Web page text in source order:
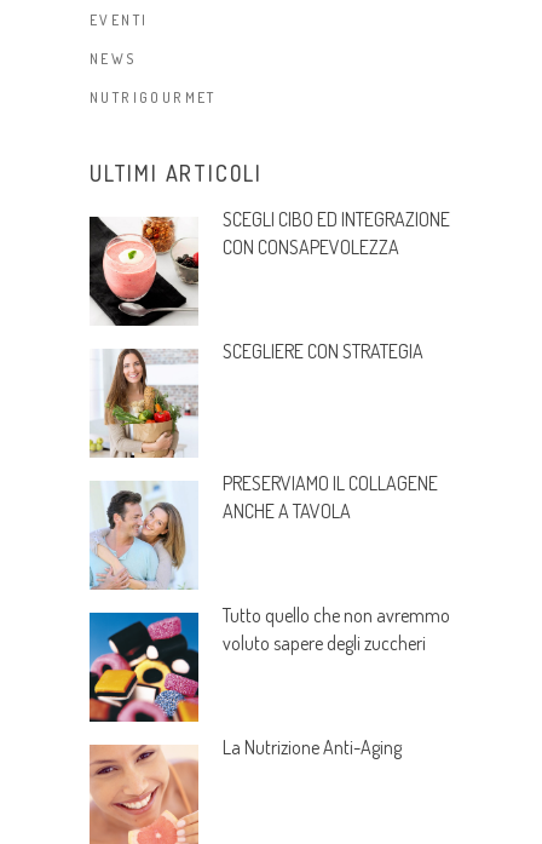
EVENTI
NEWS
NUTRIGOURMET
ULTIMI ARTICOLI
SCEGLI CIBO ED INTEGRAZIONE
CON CONSAPEVOLEZZA
SCEGLIERE CON STRATEGIA
PRESERVIAMO IL COLLAGENE
ANCHE A TAVOLA
Tutto quello che non avremmo
voluto sapere degli zuccheri
La Nutrizione Anti-Aging